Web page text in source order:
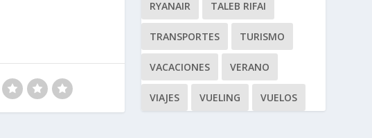
RYANAIR TALEB RIFAI
TRANSPORTES TURISMO
VACACIONES VERANO
VIAJES VUELING VUELOS